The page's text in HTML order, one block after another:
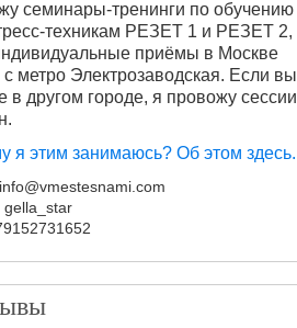
семинары-тренинги по обучению
техникам РЕЗЕТ 1 и РЕЗЕТ 2,
приёмы в Москве
метро Электрозаводская. Если вы
в другом городе, я провожу сессии
я этим занимаюсь? Об этом здесь.
info@vmestesnami.com
gella_star